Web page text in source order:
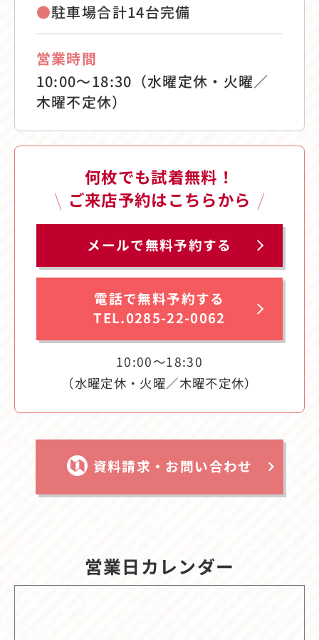
●駐車場合計14台完備
営業時間
10:00〜18:30（水曜定休・火曜／
木曜不定休）
何枚でも試着無料！
ご来店予約はこちらから
メールで無料予約する
電話で無料予約する
TEL.0285-22-0062
10:00〜18:30
（水曜定休・火曜／木曜不定休）
資料請求・お問い合わせ
営業日カレンダー